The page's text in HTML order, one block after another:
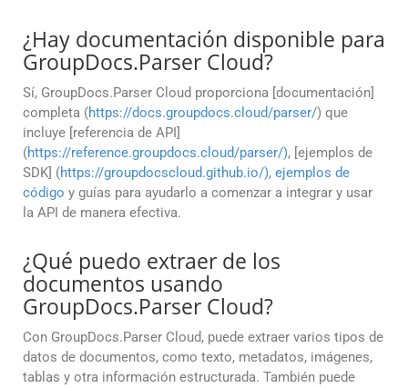
¿Hay documentación disponible para
GroupDocs.Parser Cloud?
Sí, GroupDocs.Parser Cloud proporciona [documentación]
completa (https://docs.groupdocs.cloud/parser/) que
incluye [referencia de API]
(https://reference.groupdocs.cloud/parser/), [ejemplos de
SDK] (https://groupdocscloud.github.io/), ejemplos de
código y guías para ayudarlo a comenzar a integrar y usar
la API de manera efectiva.
¿Qué puedo extraer de los
documentos usando
GroupDocs.Parser Cloud?
Con GroupDocs.Parser Cloud, puede extraer varios tipos de
datos de documentos, como texto, metadatos, imágenes,
tablas y otra información estructurada. También puede